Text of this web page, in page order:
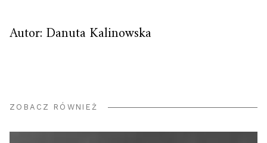
Autor: Danuta Kalinowska
ZOBACZ RÓWNIEŻ